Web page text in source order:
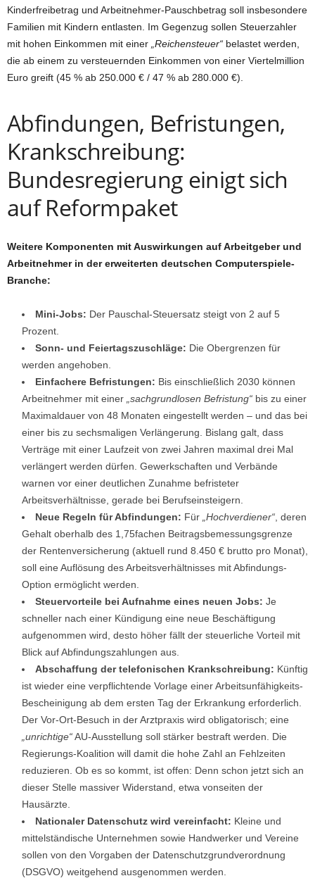
Kinderfreibetrag und Arbeitnehmer-Pauschbetrag soll insbesondere
Familien mit Kindern entlasten. Im Gegenzug sollen Steuerzahler
mit hohen Einkommen mit einer „Reichensteuer“ belastet werden,
die ab einem zu versteuernden Einkommen von einer Viertelmillion
Euro greift (45 % ab 250.000 € / 47 % ab 280.000 €).
Abfindungen, Befristungen,
Krankschreibung:
Bundesregierung einigt sich
auf Reformpaket
Weitere Komponenten mit Auswirkungen auf Arbeitgeber und
Arbeitnehmer in der erweiterten deutschen Computerspiele-
Branche:
Mini-Jobs: Der Pauschal-Steuersatz steigt von 2 auf 5
Prozent.
Sonn- und Feiertagszuschläge: Die Obergrenzen für
werden angehoben.
Einfachere Befristungen: Bis einschließlich 2030 können
Arbeitnehmer mit einer „sachgrundlosen Befristung“ bis zu einer
Maximaldauer von 48 Monaten eingestellt werden – und das bei
einer bis zu sechsmaligen Verlängerung. Bislang galt, dass
Verträge mit einer Laufzeit von zwei Jahren maximal drei Mal
verlängert werden dürfen. Gewerkschaften und Verbände
warnen vor einer deutlichen Zunahme befristeter
Arbeitsverhältnisse, gerade bei Berufseinsteigern.
Neue Regeln für Abfindungen: Für „Hochverdiener“ , deren
Gehalt oberhalb des 1,75fachen Beitragsbemessungsgrenze
der Rentenversicherung (aktuell rund 8.450 € brutto pro Monat),
soll eine Auflösung des Arbeitsverhältnisses mit Abfindungs-
Option ermöglicht werden.
Steuervorteile bei Aufnahme eines neuen Jobs: Je
schneller nach einer Kündigung eine neue Beschäftigung
aufgenommen wird, desto höher fällt der steuerliche Vorteil mit
Blick auf Abfindungszahlungen aus.
Abschaffung der telefonischen Krankschreibung: Künftig
ist wieder eine verpflichtende Vorlage einer Arbeitsunfähigkeits-
Bescheinigung ab dem ersten Tag der Erkrankung erforderlich.
Der Vor-Ort-Besuch in der Arztpraxis wird obligatorisch; eine
„unrichtige“AU-Ausstellung soll stärker bestraft werden. Die
Regierungs-Koalition will damit die hohe Zahl an Fehlzeiten
reduzieren. Ob es so kommt, ist offen: Denn schon jetzt sich an
dieser Stelle massiver Widerstand, etwa vonseiten der
Hausärzte.
Nationaler Datenschutz wird vereinfacht: Kleine und
mittelständische Unternehmen sowie Handwerker und Vereine
sollen von den Vorgaben der Datenschutzgrundverordnung
(DSGVO) weitgehend ausgenommen werden.